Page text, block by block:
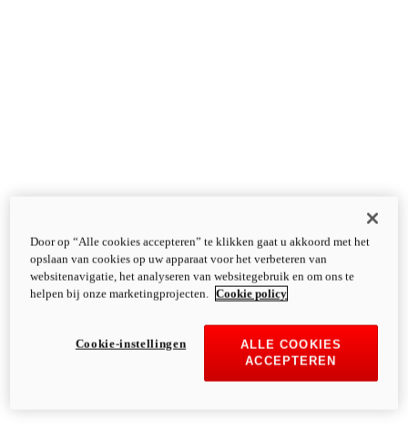
Door op “Alle cookies accepteren” te klikken gaat u akkoord met het
opslaan van cookies op uw apparaat voor het verbeteren van
websitenavigatie, het analyseren van websitegebruik en om ons te
helpen bij onze marketingprojecten.
Cookie policy
ALLE COOKIES
ACCEPTEREN
Cookie-instellingen